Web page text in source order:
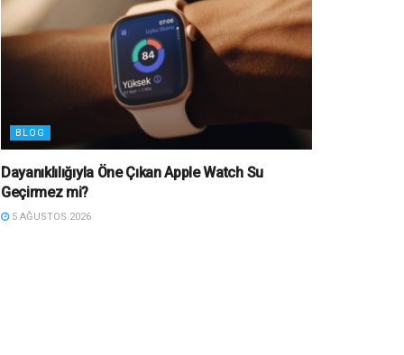
BLOG
Dayanıklılığıyla Öne Çıkan Apple Watch Su
Geçirmez mi?
5 AĞUSTOS 2026